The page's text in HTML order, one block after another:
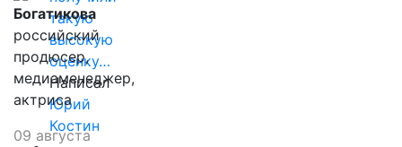
такую
высокую
оценку…
Написал
Юрий
Костин
Богатикова
российский
продюсер,
медиаменеджер,
актриса
09 августа